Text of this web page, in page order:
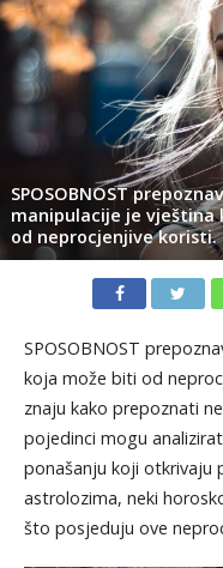
SPOSOBNOST
manipulacije je vještina
od neprocjenjive koristi.
SPOSOBNOST
koja može biti od
znaju kako prepoznati
pojedinci mogu
ponašanju koji otkrivaju
astrolozima, neki
što posjeduju ove